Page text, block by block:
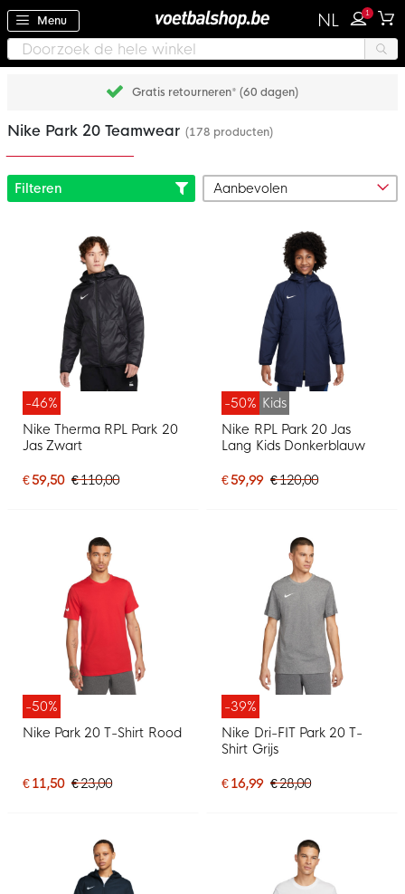
Menu NL 1
Gratis retourneren* (60 dagen)
Nike Park 20 Teamwear (178 producten)
Filteren
-46%
Nike Therma RPL Park 20
Jas Zwart
€ 59,50 € 110,00
-50% Kids
Nike RPL Park 20 Jas
Lang Kids Donkerblauw
€ 59,99 € 120,00
-50%
Nike Park 20 T-Shirt Rood
€ 11,50 € 23,00
-39%
Nike Dri-FIT Park 20 T-
Shirt Grijs
€ 16,99 € 28,00